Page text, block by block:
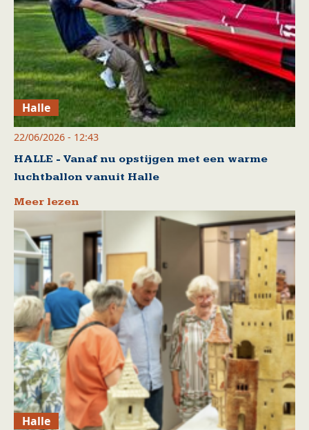
Halle
22/06/2026 - 12:43
HALLE - Vanaf nu opstijgen met een warme
luchtballon vanuit Halle
Meer lezen
Halle